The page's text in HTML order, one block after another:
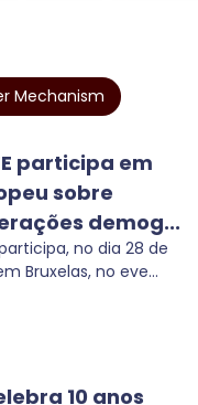
Mechanism
participa em
sobre
demog...
participa, no dia 28 de
Bruxelas, no eve...
10 anos